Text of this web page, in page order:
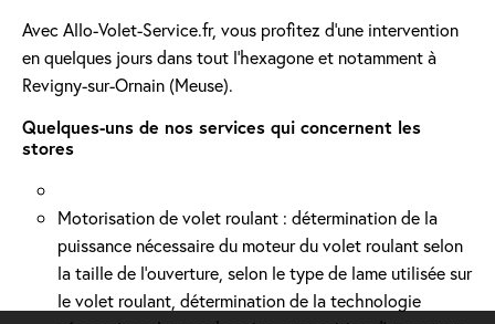
Avec Allo-Volet-Service.fr, vous profitez d'une intervention
en quelques jours dans tout l'hexagone et notamment à
Revigny-sur-Ornain (Meuse).
Quelques-uns de nos services qui concernent les
stores
Motorisation de volet roulant : détermination de la
puissance nécessaire du moteur du volet roulant selon
la taille de l’ouverture, selon le type de lame utilisée sur
le volet roulant, détermination de la technologie